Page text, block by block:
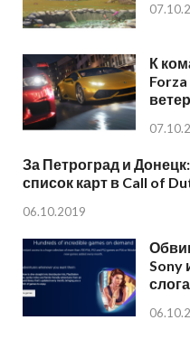
К
За Петроград и
список карт в Call of
06.10.2019
Sony